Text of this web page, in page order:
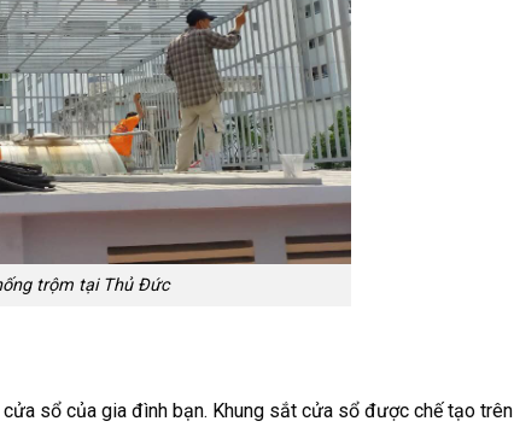
trộm tại Thủ Đức
sổ của gia đình bạn. Khung sắt cửa sổ được chế tạo trên